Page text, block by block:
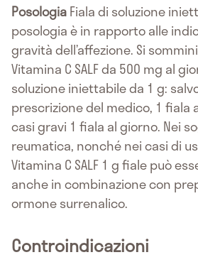
PosologiaFiala di soluzione
posologia è in rapporto alle
gravità dell’affezione. Si
Vitamina C SALF da 500 mg al
soluzione iniettabile da 1 g:
prescrizione del medico, 1 fiala
casi gravi 1 fiala al giorno. Nei
reumatica, nonché nei casi di
Vitamina C SALF 1 g fiale può
anche in combinazione con
ormone surrenalico.
Controindicazioni